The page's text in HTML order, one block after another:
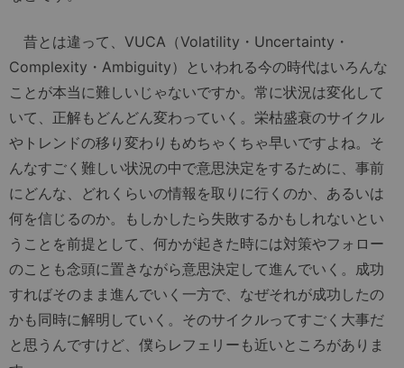
昔とは違って、VUCA（Volatility・Uncertainty・
Complexity・Ambiguity）といわれる今の時代はいろんな
ことが本当に難しいじゃないですか。常に状況は変化して
いて、正解もどんどん変わっていく。栄枯盛衰のサイクル
やトレンドの移り変わりもめちゃくちゃ早いですよね。そ
んなすごく難しい状況の中で意思決定をするために、事前
にどんな、どれくらいの情報を取りに行くのか、あるいは
何を信じるのか。もしかしたら失敗するかもしれないとい
うことを前提として、何かが起きた時には対策やフォロー
のことも念頭に置きながら意思決定して進んでいく。成功
すればそのまま進んでいく一方で、なぜそれが成功したの
かも同時に解明していく。そのサイクルってすごく大事だ
と思うんですけど、僕らレフェリーも近いところがありま